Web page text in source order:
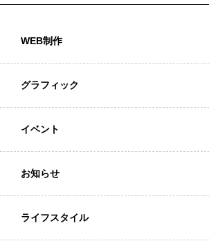
WEB制作
グラフィック
イベント
お知らせ
ライフスタイル